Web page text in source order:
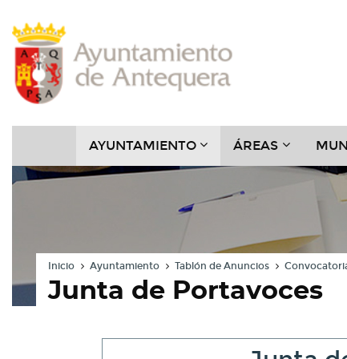
Cabecera
Pie
Menú
AYUNTAMIENTO???
ÁREAS???
Inicio Ayuntamiento Tablón de Anuncios
Junta de Portavoces